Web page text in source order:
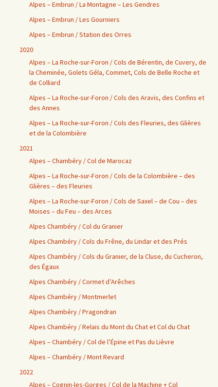
Alpes – Embrun / La Montagne – Les Gendres
Alpes – Embrun / Les Gourniers
Alpes – Embrun / Station des Orres
2020
Alpes – La Roche-sur-Foron / Cols de Bérentin, de Cuvery, de
la Cheminée, Golets Géla, Commet, Cols de Belle Roche et
de Colliard
Alpes – La Roche-sur-Foron / Cols des Aravis, des Confins et
des Annes
Alpes – La Roche-sur-Foron / Cols des Fleuries, des Glières
et de la Colombière
2021
Alpes – Chambéry / Col de Marocaz
Alpes – La Roche-sur-Foron / Cols de la Colombière – des
Glières – des Fleuries
Alpes – La Roche-sur-Foron / Cols de Saxel – de Cou – des
Moises – du Feu – des Arces
Alpes Chambéry / Col du Granier
Alpes Chambéry / Cols du Frêne, du Lindar et des Prés
Alpes Chambéry / Cols du Granier, de la Cluse, du Cucheron,
des Égaux
Alpes Chambéry / Cormet d’Arêches
Alpes Chambéry / Montmerlet
Alpes Chambéry / Pragondran
Alpes Chambéry / Relais du Mont du Chat et Col du Chat
Alpes – Chambéry / Col de l’Épine et Pas du Lièvre
Alpes – Chambéry / Mont Revard
2022
Alpes – Cognin-les-Gorges / Col de la Machine + Col